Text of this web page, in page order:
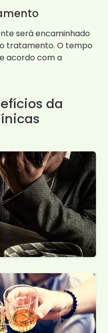
será encaminhado
tratamento. O tempo
acordo com a
da